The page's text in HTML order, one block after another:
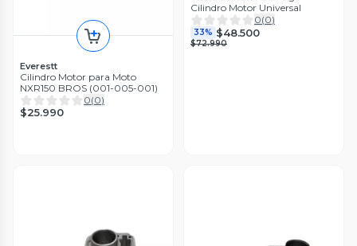
Everestt
Cilindro Motor para Moto
NXR150 BROS (001-005-001)
0(0)
$25.990
Cilindro Motor Universal
0(0)
33% $48.500
$72.990